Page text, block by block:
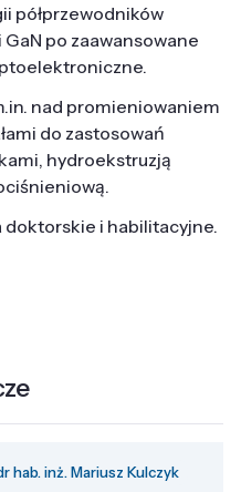
półprzewodników
po zaawansowane
nad promieniowaniem
do zastosowań
hydroekstruzją
i habilitacyjne.
hab. inż. Mariusz Kulczyk